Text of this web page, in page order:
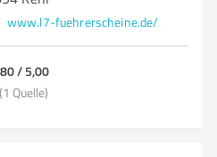
www.l7-fuehrerscheine.de/
/ 5,00
(1 Quelle)